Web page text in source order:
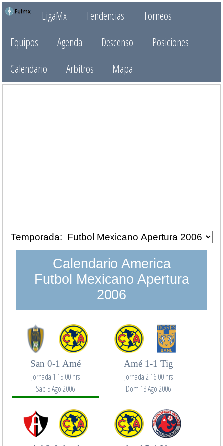
LigaMx Tendencias
Torneos
Equipos
Agenda Descenso
Posiciones
Calendario
Arbitros Mapa
Temporada:
Calendario America
Futbol Mexicano Apertura
2006
San 0-1 Amé
Jornada 1 15:00 hrs
Sab 5 Ago 2006
Amé 1-1 Tig
Jornada 2 16:00 hrs
Dom 13 Ago 2006